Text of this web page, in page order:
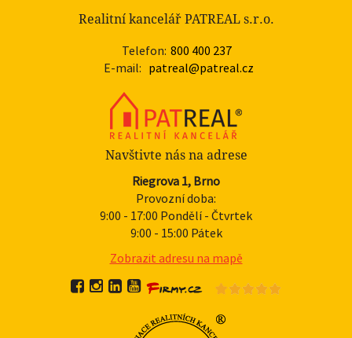
Realitní kancelář PATREAL s.r.o.
Telefon: 800 400 237
E-mail: patreal@patreal.cz
Navštivte nás na adrese
Riegrova 1, Brno
Provozní doba:
9:00 - 17:00 Pondělí - Čtvrtek
9:00 - 15:00 Pátek
Zobrazit adresu na mapě